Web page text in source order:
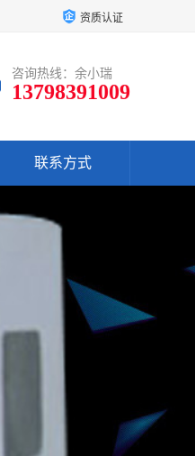
资质认证
咨询热线：余小瑞
13798391009
联系方式